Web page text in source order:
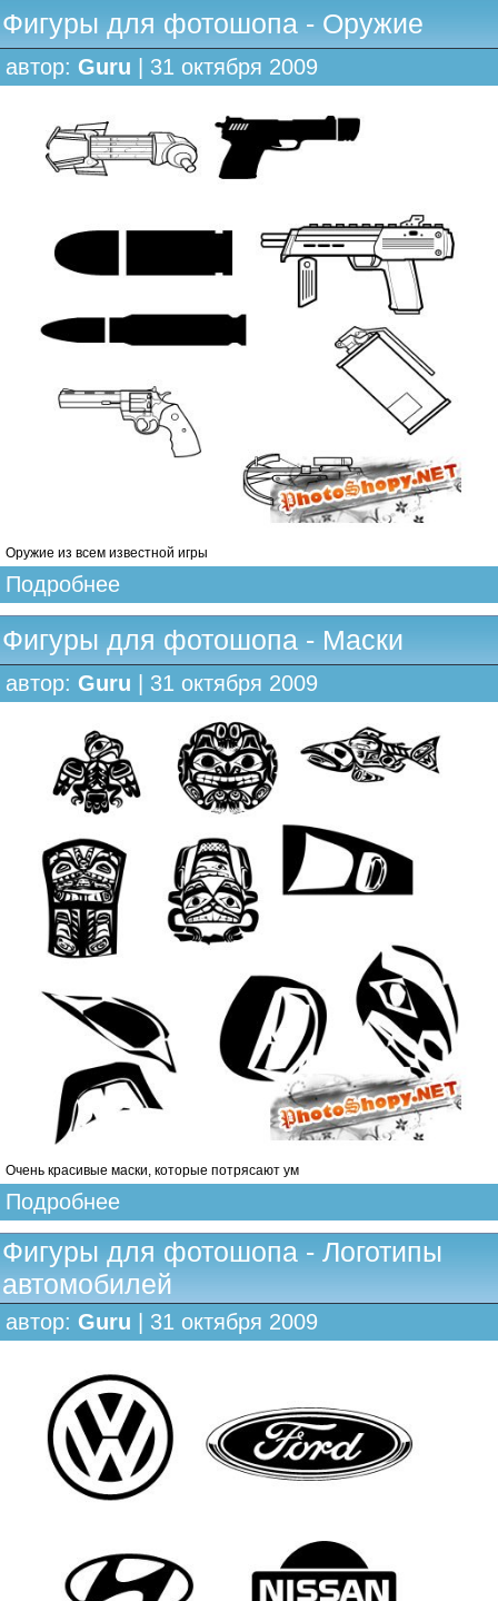
Фигуры для фотошопа - Оружие
автор: Guru | 31 октября 2009
Оружие из всем известной игры
Подробнее
Фигуры для фотошопа - Маски
автор: Guru | 31 октября 2009
Очень красивые маски, которые потрясают ум
Подробнее
Фигуры для фотошопа - Логотипы
автомобилей
автор: Guru | 31 октября 2009